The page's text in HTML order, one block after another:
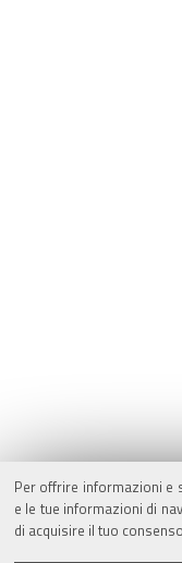
Per offrire informazioni
e le tue informazioni di
di acquisire il tuo